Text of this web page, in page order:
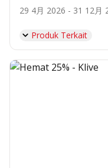
29 4月 2026 - 31 12月
Produk Terkait